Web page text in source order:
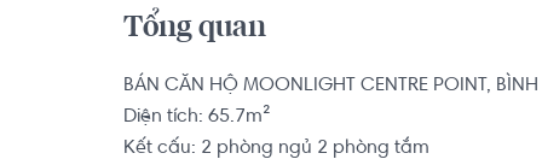
Tổng quan
BÁN CĂN HỘ MOONLIGHT CENTRE POINT, BÌNH
Diện tích: 65.7m²
Kết cấu: 2 phòng ngủ 2 phòng tắm